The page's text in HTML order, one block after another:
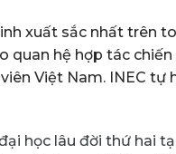
xuất sắc nhất trên
quan hệ hợp tác
Việt Nam. INEC tự
học lâu đời thứ hai